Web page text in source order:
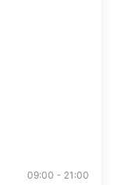
09:00 - 21:00